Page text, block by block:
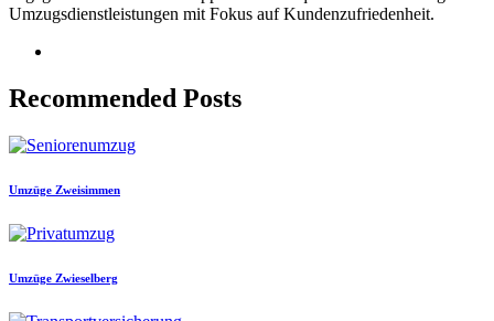
Umzugsdienstleistungen mit Fokus auf Kundenzufriedenheit.
Recommended Posts
Umzüge Zweisimmen
Umzüge Zwieselberg